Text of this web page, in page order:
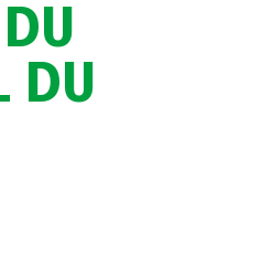
DU